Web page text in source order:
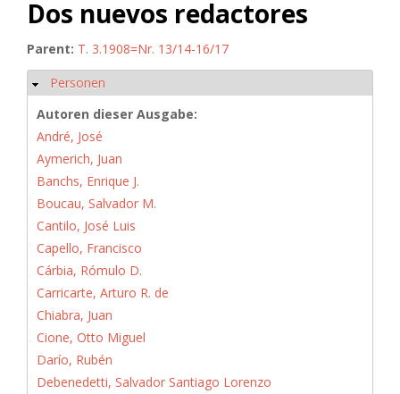
Dos nuevos redactores
Parent: T. 3.1908=Nr. 13/14-16/17
Hide
Personen
Autoren dieser Ausgabe:
André, José
Aymerich, Juan
Banchs, Enrique J.
Boucau, Salvador M.
Cantilo, José Luis
Capello, Francisco
Cárbia, Rómulo D.
Carricarte, Arturo R. de
Chiabra, Juan
Cione, Otto Miguel
Darío, Rubén
Debenedetti, Salvador Santiago Lorenzo